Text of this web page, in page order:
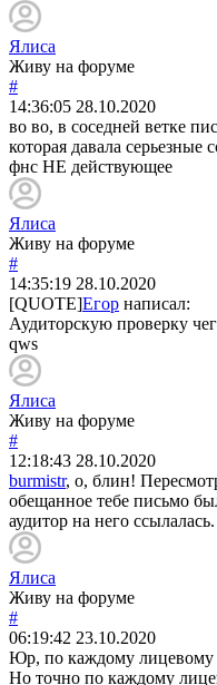
Ялиса
Живу на форуме
#
14:36:05 28.10.2020
во во, в соседней ветке
которая давала
фнс НЕ действующее
Ялиса
Живу на форуме
#
14:35:19 28.10.2020
[QUOTE]Егор написал:
Аудиторскую проверку
qws
Ялиса
Живу на форуме
#
12:18:43 28.10.2020
burmistr, о, блин!
обещанное тебе письмо
аудитор на него
Ялиса
Живу на форуме
#
06:19:42 23.10.2020
Юр, по каждому лицевому
Но точно по каждому